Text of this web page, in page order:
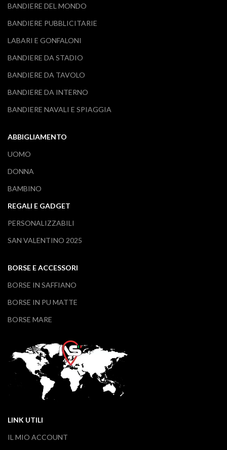
BANDIERE DEL MONDO
BANDIERE PUBBLICITARIE
LABARI E GONFALONI
BANDIERE DA STADIO
BANDIERE DA TAVOLO
BANDIERE DA INTERNO
BANDIERE NAVALI E SPIAGGIA
ABBIGLIAMENTO
UOMO
DONNA
BAMBINO
REGALI E GADGET
PERSONALIZZABILI
SAN VALENTINO 2025
BORSE E ACCESSORI
BORSE IN SAFFIANO
BORSE IN PU MATTE
BORSE MARE
LINK UTILI
IL MIO ACCOUNT